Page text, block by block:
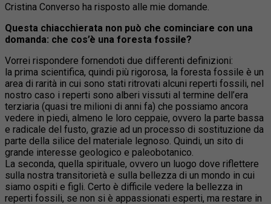
Cristina Converso ha risposto alle mie domande.
Questa chiacchierata non può che cominciare con una
domanda: che cos’è una foresta fossile?
Vorrei rispondere fornendoti due differenti definizioni:
la prima scientifica, quindi più rigorosa, la foresta fossile è un
area di rarità in cui sono stati ritrovati alcuni reperti fossili, nel
nostro caso i reperti sono alberi vissuti al termine dell’era
terziaria (quasi tre milioni di anni fa) che possiamo ancora
vedere in piedi, almeno le loro ceppaie, ovvero la parte bassa
e radicale del fusto, grazie ad un processo di sostituzione da
parte della silice del materiale legnoso. Quindi, un sito di
grande interesse geologico e paleobotanico.
La seconda, quella spirituale, ovvero un luogo dove riflettere
sulla nostra transitorietà e sulla bellezza di un mondo in cui
siamo ospiti e figli. Certo è difficile vedere la bellezza in
reperti fossili, se non si è appassionati esperti, ma restare in